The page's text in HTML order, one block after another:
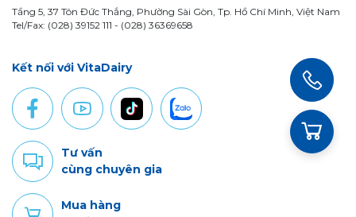
Tầng 5, 37 Tôn Đức Thắng, Phường Sài Gòn, Tp. Hồ Chí Minh, Việt Nam
Tel/Fax: (028) 39152 111 - (028) 36369658
Kết nối với VitaDairy
Tư vấn
cùng chuyên gia
Mua hàng